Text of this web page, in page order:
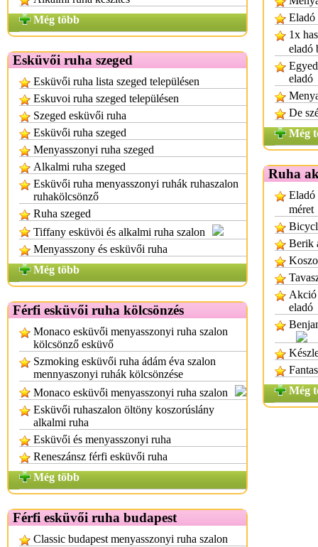
Még több
Esküvői ruha szeged
Esküvői ruha lista szeged településen
Eskuvoi ruha szeged településen
Szeged esküvői ruha
Esküvői ruha szeged
Menyasszonyi ruha szeged
Alkalmi ruha szeged
Esküvői ruha menyasszonyi ruhák ruhaszalon
ruhakölcsönző
Ruha szeged
Tiffany esküvöi és alkalmi ruha szalon
Menyasszony és esküvői ruha
Még több
Férfi esküvői ruha kölcsönzés
Monaco esküvői menyasszonyi ruha szalon
kölcsönző esküvő
Szmoking esküvői ruha ádám éva szalon
mennyaszonyi ruhák kölcsönzése
Monaco esküvői menyasszonyi ruha szalon
Esküvői ruhaszalon öltöny koszorúslány
alkalmi ruha
Esküvői és menyasszonyi ruha
Reneszánsz férfi esküvői ruha
Még több
Férfi esküvői ruha budapest
Classic budapest menyasszonyi ruha szalon
Eladó
1x
eladó
eladó
De
Még
Ruha
Eladó
méret
Berik
Akció
eladó
Még